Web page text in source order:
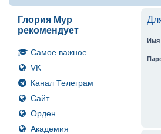
Глория Мур
рекомендует
Самое важное
VK
Канал Телеграм
Сайт
Орден
Академия
Имя